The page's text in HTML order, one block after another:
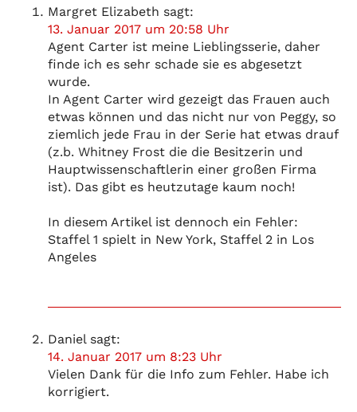
Margret Elizabeth sagt:
13. Januar 2017 um 20:58 Uhr
Agent Carter ist meine Lieblingsserie, daher
finde ich es sehr schade sie es abgesetzt
wurde.
In Agent Carter wird gezeigt das Frauen auch
etwas können und das nicht nur von Peggy, so
ziemlich jede Frau in der Serie hat etwas drauf
(z.b. Whitney Frost die die Besitzerin und
Hauptwissenschaftlerin einer großen Firma
ist). Das gibt es heutzutage kaum noch!
In diesem Artikel ist dennoch ein Fehler:
Staffel 1 spielt in New York, Staffel 2 in Los
Angeles
Daniel sagt:
14. Januar 2017 um 8:23 Uhr
Vielen Dank für die Info zum Fehler. Habe ich
korrigiert.